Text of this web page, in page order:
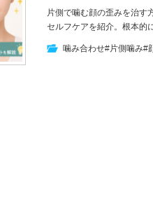
片側で噛む顔の歪みを治す
セルフケアを紹介。根本的
噛み合わせ#片側噛み#